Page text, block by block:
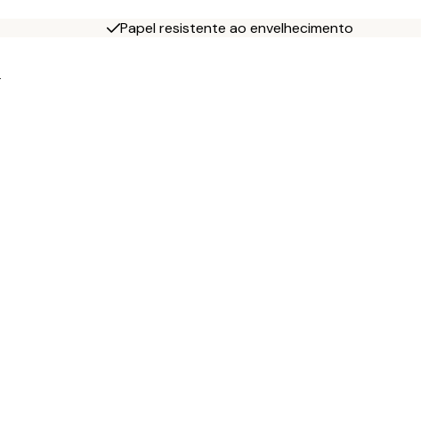
Papel resistente ao envelhecimento